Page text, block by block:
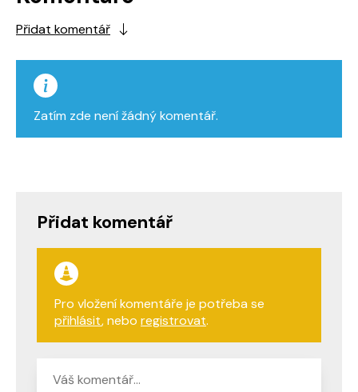
Přidat komentář
Zatím zde není žádný komentář.
Přidat komentář
Pro vložení komentáře je potřeba se
přihlásit, nebo registrovat.